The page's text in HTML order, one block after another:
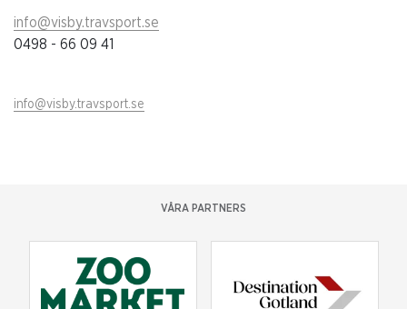
info@visby.travsport.se
0498 - 66 09 41
info@visby.travsport.se
VÅRA PARTNERS